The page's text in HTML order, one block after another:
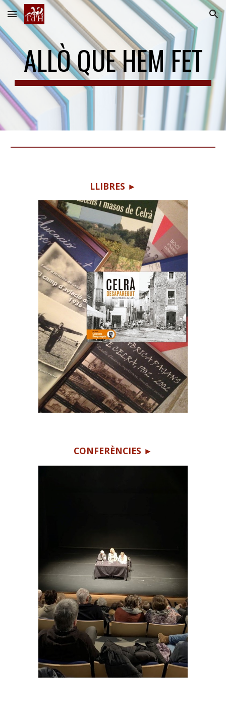
Skip to main content Skip to navigation
ALLÒ QUE HEM FET
LLIBRES ►
CONFERÈNCIES ►